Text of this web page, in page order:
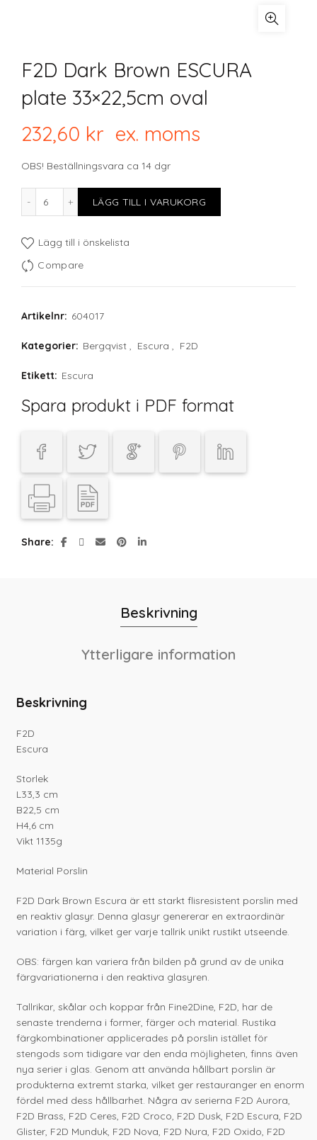
F2D Dark Brown ESCURA
plate 33×22,5cm oval
232,60 kr ex. moms
OBS! Beställningsvara ca 14 dgr
F2D Dark Brown ESCURA plate 33x22,5cm oval mängd
LÄGG TILL I VARUKORG
Lägg till i önskelista
Compare
Artikelnr: 604017
Kategorier: Bergqvist , Escura , F2D
Etikett: Escura
Spara produkt i PDF format
Share
Beskrivning
Ytterligare information
Beskrivning
F2D
Escura
Storlek
L33,3 cm
B22,5 cm
H4,6 cm
Vikt 1135g
Material Porslin
F2D Dark Brown Escura är ett starkt flisresistent porslin med
en reaktiv glasyr. Denna glasyr genererar en extraordinär
variation i färg, vilket ger varje tallrik unikt rustikt utseende.
OBS: färgen kan variera från bilden på grund av de unika
färgvariationerna i den reaktiva glasyren.
Tallrikar, skålar och koppar från Fine2Dine, F2D, har de
senaste trenderna i former, färger och material. Rustika
färgkombinationer applicerades på porslin istället för
stengods som tidigare var den enda möjligheten, finns även
nya serier i glas. Genom att använda hållbart porslin är
produkterna extremt starka, vilket ger restauranger en enorm
fördel med dess hållbarhet. Några av serierna F2D Aurora,
F2D Brass, F2D Ceres, F2D Croco, F2D Dusk, F2D Escura, F2D
Glister, F2D Munduk, F2D Nova, F2D Nura, F2D Oxido, F2D